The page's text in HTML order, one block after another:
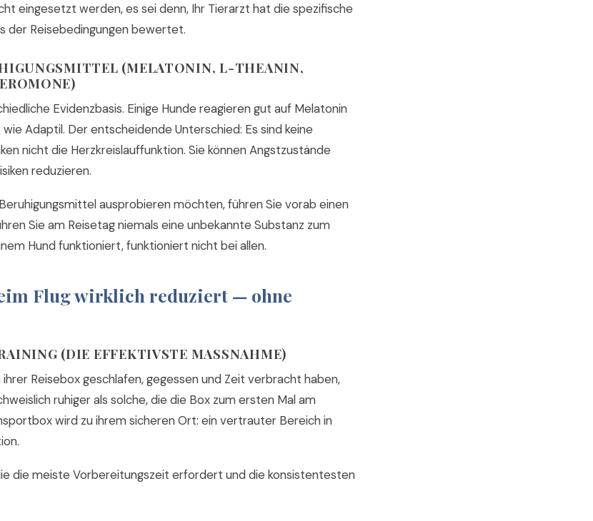
eingesetzt werden, es sei denn, Ihr Tierarzt hat die spezifische
der Reisebedingungen bewertet.
(MELATONIN, L-THEANIN,
Evidenzbasis. Einige Hunde reagieren gut auf Melatonin
Adaptil. Der entscheidende Unterschied: Es sind keine
nicht die Herzkreislauffunktion. Sie können Angstzustände
reduzieren.
ausprobieren möchten, führen Sie vorab einen
Sie am Reisetag niemals eine unbekannte Substanz zum
Hund funktioniert, funktioniert nicht bei allen.
Flug wirklich reduziert — ohne
(DIE EFFEKTIVSTE MASSNAHME)
ihrer Reisebox geschlafen, gegessen und Zeit verbracht haben,
ruhiger als solche, die die Box zum ersten Mal am
wird zu ihrem sicheren Ort: ein vertrauter Bereich in
die meiste Vorbereitungszeit erfordert und die konsistentesten